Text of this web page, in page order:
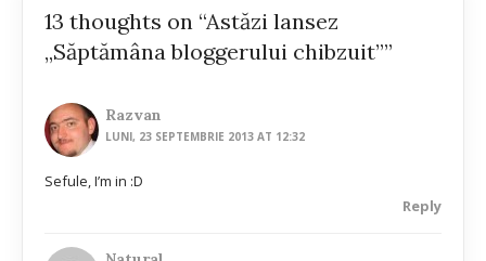
13 thoughts on “Astăzi lansez
„Săptămâna bloggerului chibzuit””
Razvan
LUNI, 23 SEPTEMBRIE 2013 AT 12:32
Sefule, I’m in :D
Reply